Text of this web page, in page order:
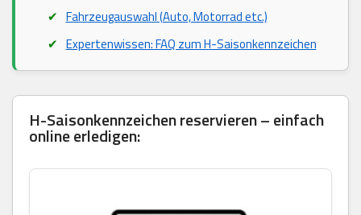
Fahrzeugauswahl (Auto, Motorrad etc.)
Expertenwissen: FAQ zum H-Saisonkennzeichen
H-Saisonkennzeichen reservieren – einfach
online erledigen: